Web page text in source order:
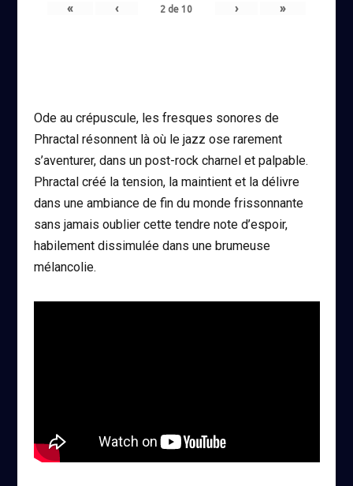
« ‹ 2 de10 › »
Ode au crépuscule, les fresques sonores de
Phractal résonnent là où le jazz ose rarement
s’aventurer, dans un post-rock charnel et palpable.
Phractal créé la tension, la maintient et la délivre
dans une ambiance de fin du monde frissonnante
sans jamais oublier cette tendre note d’espoir,
habilement dissimulée dans une brumeuse
mélancolie.